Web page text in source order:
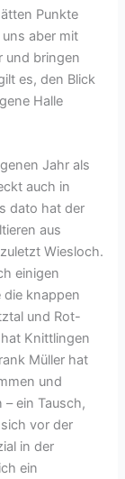
Punkte
aber mit
und bringen
es, den Blick
Halle
Jahr als
auch in
dato hat der
aus
Wiesloch.
einigen
die knappen
und Rot-
Knittlingen
Müller hat
und
ein Tausch,
vor der
in der
ein